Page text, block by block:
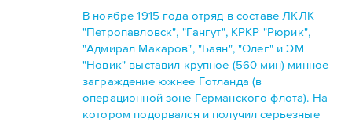
В ноябре 1915 года отряд в составе ЛКЛК
"Петропавловск", "Гангут", КРКР "Рюрик",
"Адмирал Макаров", "Баян", "Олег" и ЭМ
"Новик" выставил крупное (560 мин) минное
заграждение южнее Готланда (в
операционной зоне Германского флота). На
котором подорвался и получил серьезные